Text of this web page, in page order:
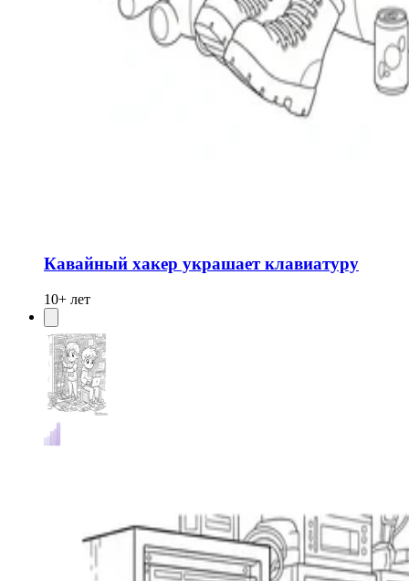
Кавайный хакер украшает клавиатуру
10+ лет